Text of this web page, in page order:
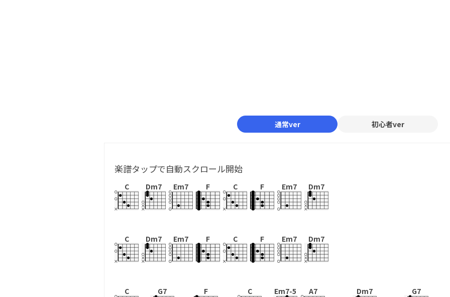
通常ver 初心者ver
楽譜タップで自動スクロール開始
C Dm7 Em7 F C F Em7 Dm7
C Dm7 Em7 F C F Em7 Dm7
C G7 F C Em7-5 A7 Dm7 G7